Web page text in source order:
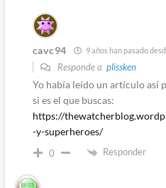
cavc94 9 años han pasado
Responde a plissken
Yo había leído un artículo así
si es el que buscas:
https://
-y-superheroes/
0 Responder